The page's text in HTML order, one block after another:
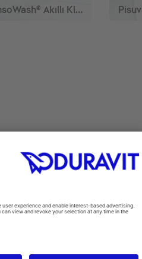
SensoWash® Akıllı Klozetler